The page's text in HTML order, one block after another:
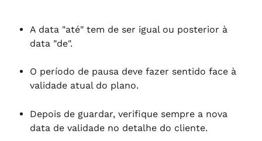
A data "até" tem de ser igual ou posterior à
data "de".
O período de pausa deve fazer sentido face à
validade atual do plano.
Depois de guardar, verifique sempre a nova
data de validade no detalhe do cliente.